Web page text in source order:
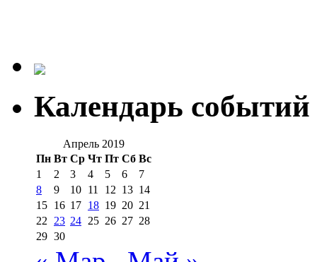
Календарь событий
Апрель 2019
Пн Вт Ср Чт Пт Сб Вс
1
2 3 4 5 6
7
8
9 10 11 12 13 14
15 16 17 18 19 20 21
22
23 24 25 26 27 28
29 30